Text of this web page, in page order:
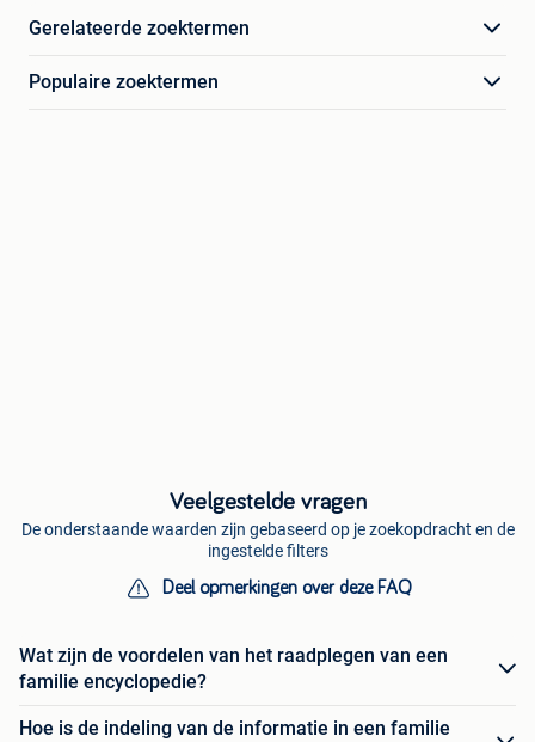
Gerelateerde zoektermen
Populaire zoektermen
Veelgestelde vragen
De onderstaande waarden zijn gebaseerd op je zoekopdracht en de
ingestelde filters
Deel opmerkingen over deze FAQ
Wat zijn de voordelen van het raadplegen van een
familie encyclopedie?
Hoe is de indeling van de informatie in een familie